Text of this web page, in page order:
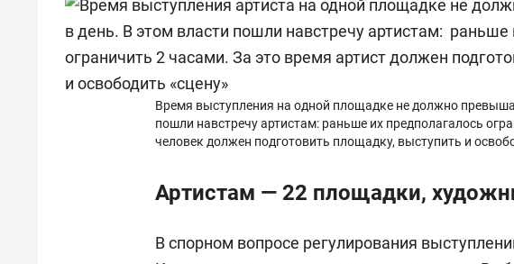
Время выступления на одной площадке не должно
пошли навстречу артистам: раньше их предполагалось
человек должен подготовить площадку, выступить и
Артистам — 22 площадки,
В спорном вопросе регулирования